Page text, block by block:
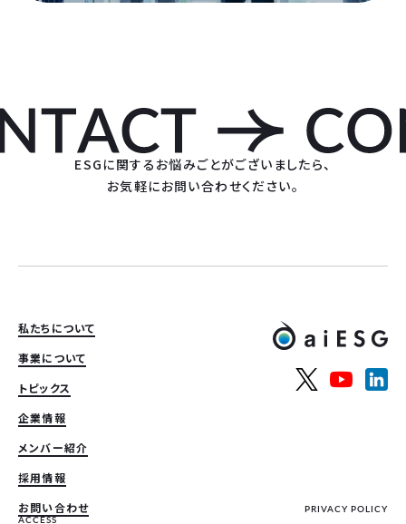
ESGに関するお悩みごとがございましたら、
お気軽にお問い合わせください。
私たちについて
事業について
トピックス
企業情報
メンバー紹介
採用情報
お問い合わせ
PRIVACY POLICY
ACCESS